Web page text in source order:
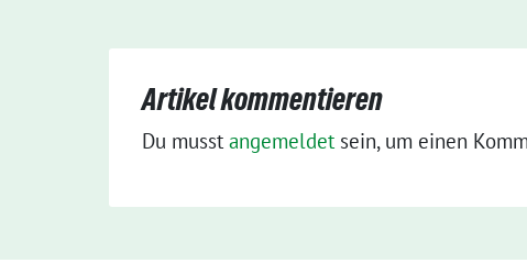
Artikel kommentieren
Du musst angemeldet sein, um einen